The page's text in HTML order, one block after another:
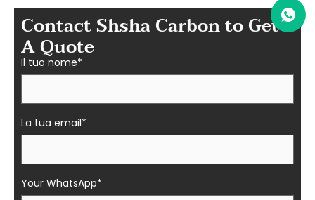
Contact Shsha Carbon to Get
A Quote
Il tuo nome*
La tua email*
Your WhatsApp*